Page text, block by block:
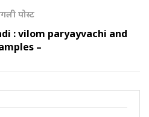
पोस्ट
: vilom paryayvachi and
–